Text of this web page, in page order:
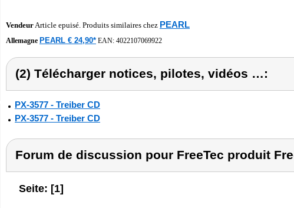
VendeurArticle epuisé. Produits similaires chez PEARL
Allemagne PEARL € 24,90* EAN: 4022107069922
(2) Télécharger notices, pilotes, vidéos …:
PX-3577 - Treiber CD
PX-3577 - Treiber CD
Forum de discussion pour FreeTec produit
Seite: [1]